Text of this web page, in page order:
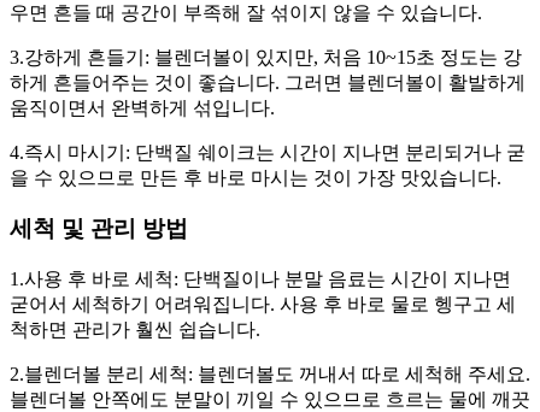
우면 흔들 때 공간이 부족해 잘 섞이지 않을 수 있습니다.
3.강하게 흔들기: 블렌더볼이 있지만, 처음 10~15초 정도는 강
하게 흔들어주는 것이 좋습니다. 그러면 블렌더볼이 활발하게
움직이면서 완벽하게 섞입니다.
4.즉시 마시기: 단백질 쉐이크는 시간이 지나면 분리되거나 굳
을 수 있으므로 만든 후 바로 마시는 것이 가장 맛있습니다.
세척 및 관리 방법
1.사용 후 바로 세척: 단백질이나 분말 음료는 시간이 지나면
굳어서 세척하기 어려워집니다. 사용 후 바로 물로 헹구고 세
척하면 관리가 훨씬 쉽습니다.
2.블렌더볼 분리 세척: 블렌더볼도 꺼내서 따로 세척해 주세요.
블렌더볼 안쪽에도 분말이 끼일 수 있으므로 흐르는 물에 깨끗